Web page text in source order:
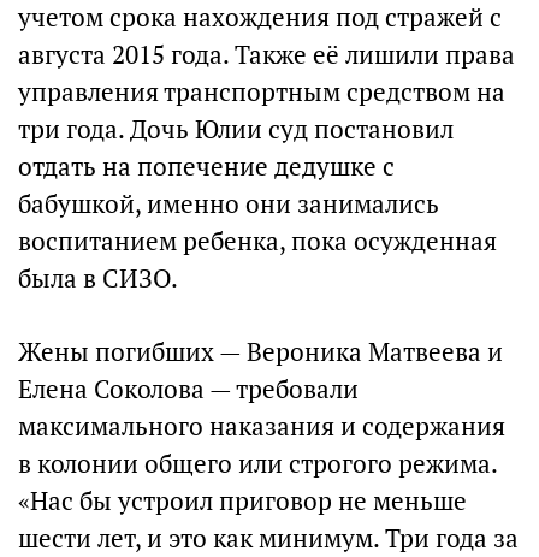
учетом срока нахождения под стражей с
августа 2015 года. Также её лишили права
управления транспортным средством на
три года. Дочь Юлии суд постановил
отдать на попечение дедушке с
бабушкой, именно они занимались
воспитанием ребенка, пока осужденная
была в СИЗО.
Жены погибших — Вероника Матвеева и
Елена Соколова — требовали
максимального наказания и содержания
в колонии общего или строгого режима.
«Нас бы устроил приговор не меньше
шести лет, и это как минимум. Три года за